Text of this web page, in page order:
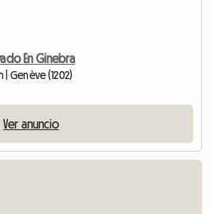
En Ginebra
| Genève (1202)
Ver anuncio